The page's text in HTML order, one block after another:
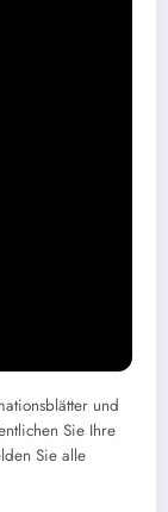
und
Sie Ihre
Sie alle